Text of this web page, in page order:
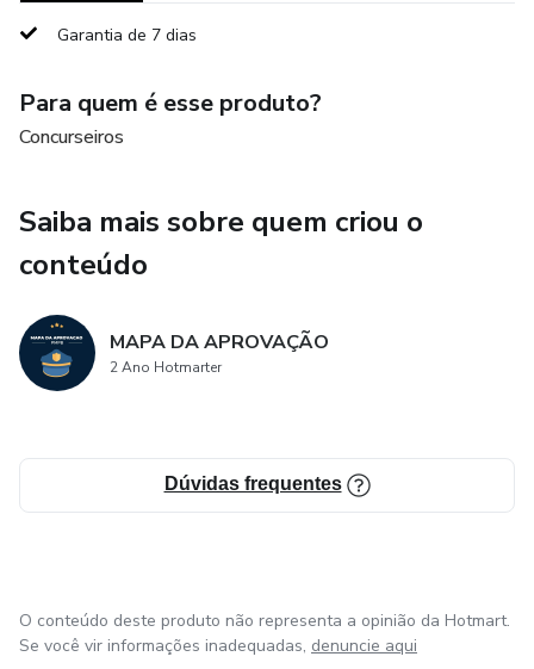
desafiadores.
de um guia confiável que o conduzirá pelo labirinto do
edital, direto à aprovação desejada. Prepare-se para
conteúdo e familiaridade com os desafios reais que
encontrará. Não deixe a oportunidade escapar - agarre a
"Apostila Mapa da Aprovação - PMPB" e trace seu
começa aqui.
Garantia de 7 dias
Para quem é esse produto?
Concurseiros
Saiba mais sobre quem criou o
conteúdo
MAPA DA APROVAÇÃO
2 Ano Hotmarter
Dúvidas frequentes
O conteúdo deste produto não representa a opinião da Hotmart.
Se você vir informações inadequadas, denuncie aqui